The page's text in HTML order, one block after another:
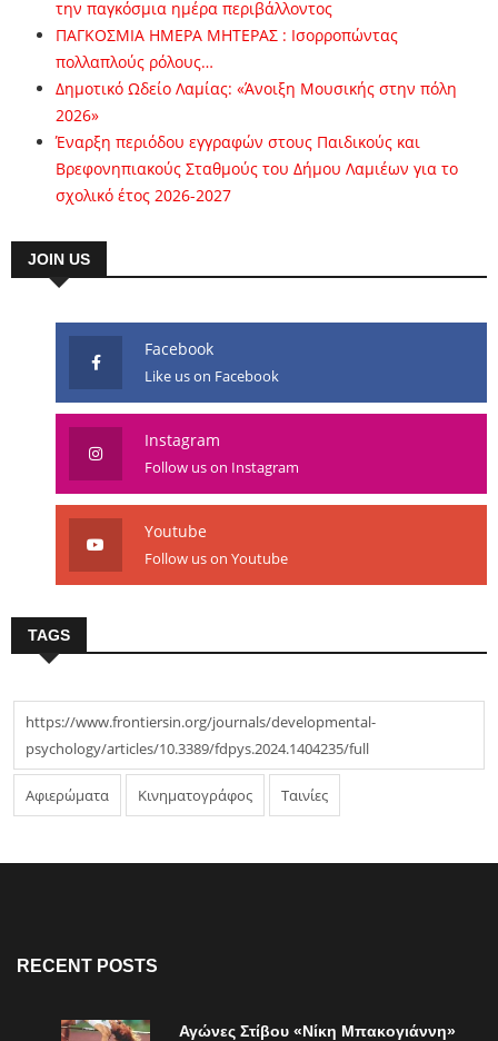
την παγκόσμια ημέρα περιβάλλοντος
ΠΑΓΚΟΣΜΙΑ ΗΜΕΡΑ ΜΗΤΕΡΑΣ : Ισορροπώντας
πολλαπλούς ρόλους…
Δημοτικό Ωδείο Λαμίας: «Άνοιξη Μουσικής στην πόλη
2026»
Έναρξη περιόδου εγγραφών στους Παιδικούς και
Βρεφονηπιακούς Σταθμούς του Δήμου Λαμιέων για το
σχολικό έτος 2026-2027
JOIN US
Facebook
Like us on Facebook
Instagram
Follow us on Instagram
Youtube
Follow us on Youtube
TAGS
https://www.frontiersin.org/journals/developmental-
psychology/articles/10.3389/fdpys.2024.1404235/full
Αφιερώματα Κινηματογράφος Ταινίες
RECENT POSTS
Αγώνες Στίβου «Νίκη Μπακογιάννη»